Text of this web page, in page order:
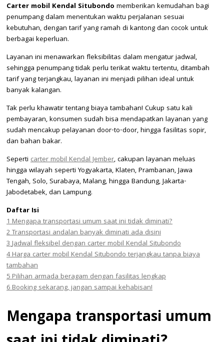
Carter mobil Kendal Situbondo memberikan kemudahan bagi
penumpang dalam menentukan waktu perjalanan sesuai
kebutuhan, dengan tarif yang ramah di kantong dan cocok untuk
berbagai keperluan.
Layanan ini menawarkan fleksibilitas dalam mengatur jadwal,
sehingga penumpang tidak perlu terikat waktu tertentu, ditambah
tarif yang terjangkau, layanan ini menjadi pilihan ideal untuk
banyak kalangan.
Tak perlu khawatir tentang biaya tambahan! Cukup satu kali
pembayaran, konsumen sudah bisa mendapatkan layanan yang
sudah mencakup pelayanan door-to-door, hingga fasilitas sopir,
dan bahan bakar.
Seperti carter mobil Kendal Jember, cakupan layanan meluas
hingga wilayah seperti Yogyakarta, Klaten, Prambanan, Jawa
Tengah, Solo, Surabaya, Malang, hingga Bandung, Jakarta-
Jabodetabek, dan Lampung.
Daftar Isi
1Mengapa transportasi umum saat ini tidak diminati?
2Transportasi andalan banyak diminati ada disini
3Jadwal fleksibel dengan carter mobil Kendal Situbondo
4Harga carter mobil Kendal Situbondo terjangkau tanpa biaya
tambahan
5Pilihan armada beragam dengan fasilitas lengkap
6Booking sekarang, jangan sampai kehabisan!
Mengapa transportasi umum